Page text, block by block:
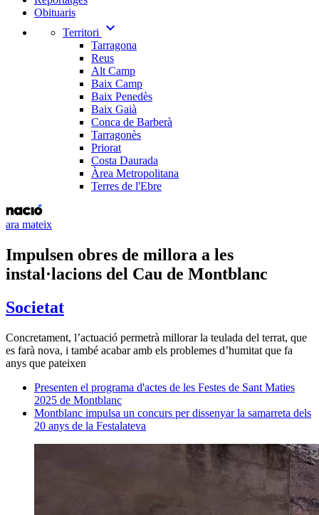
Obituaris
Territori
expand_more
Tarragona
Reus
Alt Camp
Baix Camp
Baix Penedès
Baix Gaià
Conca de Barberà
Tarragonès
Priorat
Costa Daurada
Àrea Metropolitana
Terres de l'Ebre
ara mateix
Impulsen obres de millora a les
instal·lacions del Cau de Montblanc
Societat
Concretament, l’actuació permetrà millorar la teulada del terrat, que
es farà nova, i també acabar amb els problemes d’humitat que fa
anys que pateixen
Presenten el programa d'actes de les Festes de Sant Maties
2025 de Montblanc
Montblanc impulsa un concurs per dissenyar la samarreta dels
20 anys de la Festalateva